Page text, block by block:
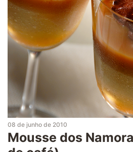
08 de junho de 2010
Mousse dos